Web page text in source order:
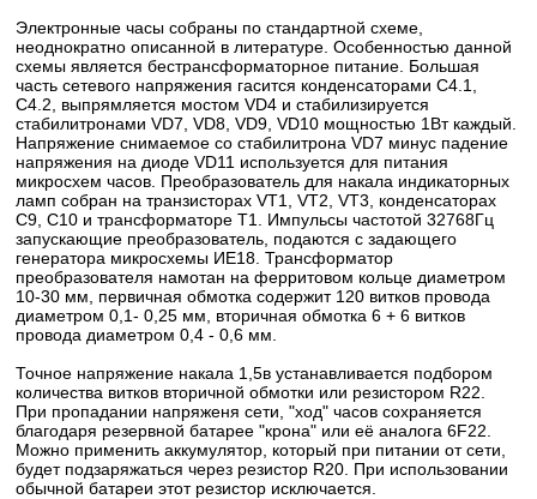
Электронные часы собраны по стандартной схеме,
неоднократно описанной в литературе. Особенностью данной
схемы является бестрансформаторное питание. Большая
часть сетевого напряжения гасится конденсаторами С4.1,
С4.2, выпрямляется мостом VD4 и стабилизируется
стабилитронами VD7, VD8, VD9, VD10 мощностью 1Вт каждый.
Напряжение снимаемое со стабилитрона VD7 минус падение
напряжения на диоде VD11 используется для питания
микросхем часов. Преобразователь для накала индикаторных
ламп собран на транзисторах VT1, VT2, VT3, конденсаторах
С9, С10 и трансформаторе Т1. Импульсы частотой 32768Гц
запускающие преобразователь, подаются с задающего
генератора микросхемы ИЕ18. Трансформатор
преобразователя намотан на ферритовом кольце диаметром
10-30 мм, первичная обмотка содержит 120 витков провода
диаметром 0,1- 0,25 мм, вторичная обмотка 6 + 6 витков
провода диаметром 0,4 - 0,6 мм.
Точное напряжение накала 1,5в устанавливается подбором
количества витков вторичной обмотки или резистором R22.
При пропадании напряженя сети, "ход" часов сохраняется
благодаря резервной батарее "крона" или её аналога 6F22.
Можно применить аккумулятор, который при питании от сети,
будет подзаряжаться через резистор R20. При использовании
обычной батареи этот резистор исключается.